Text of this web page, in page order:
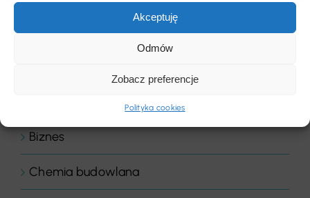
Akceptuję
Odmów
Zobacz preferencje
Polityka cookies
Aktualności
Biznes
Chemia budowlana